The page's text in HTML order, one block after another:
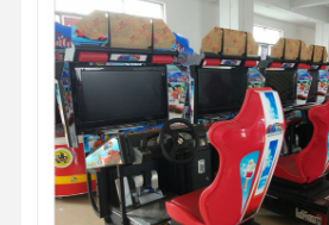
柔らかい 遊び場 の 設備
バイクゲームシミュレーター
VR 360のシミュレーター
VRアーケードシューター